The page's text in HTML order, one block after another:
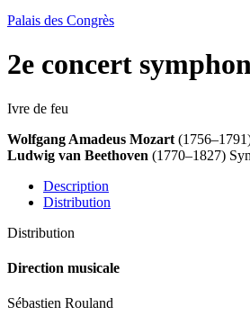
Palais des Congrès
2e concert
Ivre de feu
Wolfgang Amadeus Mozart
Ludwig van Beethoven (1770–1827)
Description
Distribution
Distribution
Direction musicale
Sébastien Rouland